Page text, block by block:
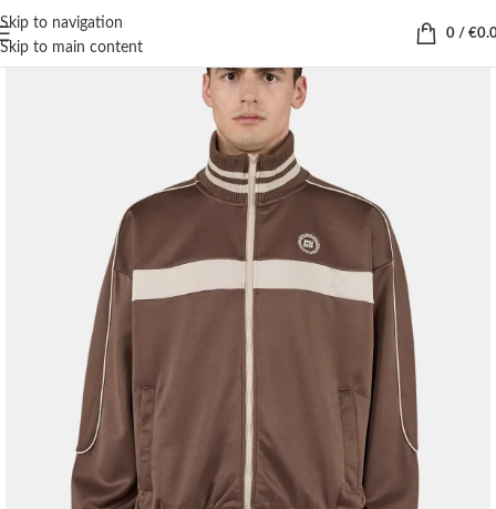
Skip to navigation
Skip to main content
0 / €